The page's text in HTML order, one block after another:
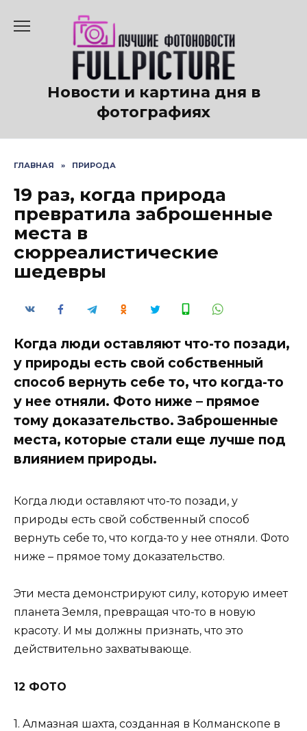
содержанию
Новости и картина дня в
фотографиях
ГЛАВНАЯ » ПРИРОДА
19 раз, когда природа
превратила заброшенные
места в
сюрреалистические
шедевры
Когда люди оставляют что-то позади,
у природы есть свой собственный
способ вернуть себе то, что когда-то
у нее отняли. Фото ниже – прямое
тому доказательство. Заброшенные
места, которые стали еще лучше под
влиянием природы.
Когда люди оставляют что-то позади, у
природы есть свой собственный способ
вернуть себе то, что когда-то у нее отняли. Фото
ниже – прямое тому доказательство.
Эти места демонстрируют силу, которую имеет
планета Земля, превращая что-то в новую
красоту. И мы должны признать, что это
действительно захватывающе.
12 ФОТО
1. Алмазная шахта, созданная в Колманскопе в